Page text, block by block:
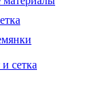
сетка